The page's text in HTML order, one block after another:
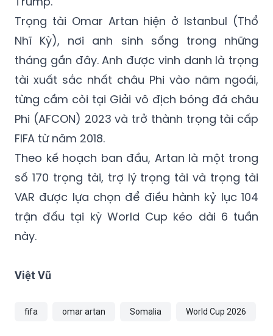
Trọng tài Omar Artan hiện ở Istanbul (Thổ
Nhĩ Kỳ), nơi anh sinh sống trong những
tháng gần đây. Anh được vinh danh là trọng
tài xuất sắc nhất châu Phi vào năm ngoái,
từng cầm còi tại Giải vô địch bóng đá châu
Phi (AFCON) 2023 và trở thành trọng tài cấp
FIFA từ năm 2018.
Theo kế hoạch ban đầu, Artan là một trong
số 170 trọng tài, trợ lý trọng tài và trọng tài
VAR được lựa chọn để điều hành kỷ lục 104
trận đấu tại kỳ World Cup kéo dài 6 tuần
này.
Việt Vũ
fifa omar artan Somalia World Cup 2026